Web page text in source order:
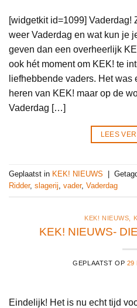
[widgetkit id=1099] Vaderdag!
weer Vaderdag en wat kun je
geven dan een overheerlijk
ook hét moment om KEK! te
liefhebbende vaders. Het was
heren van KEK! maar op de
Vaderdag […]
LEES
Geplaatst in KEK! NIEUWS
Ridder, slagerij, vader, Vaderdag
KEK! NIEUWS
KEK! NIEUWS-
GEPLAATST OP 29
Eindelijk! Het is nu echt tijd